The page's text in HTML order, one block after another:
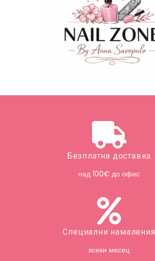
Безплатна доставка
над 100€ до офис
Специални намаления
всеки месец